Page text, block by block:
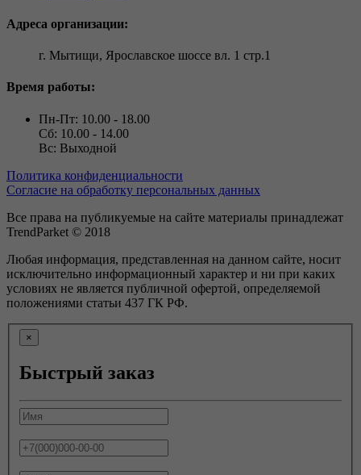
Адреса организации:
г. Мытищи, Ярославское шоссе вл. 1 стр.1
Время работы:
Пн-Пт: 10.00 - 18.00
Сб: 10.00 - 14.00
Вс: Выходной
Политика конфиденциальности
Согласие на обработку персональных данных
Все права на публикуемые на сайте материалы принадлежат
TrendParket © 2018
Любая информация, представленная на данном сайте, носит
исключительно информационный характер и ни при каких
условиях не является публичной офертой, определяемой
положениями статьи 437 ГК РФ.
×
Быстрый заказ